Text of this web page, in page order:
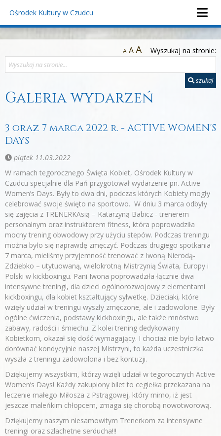
Ośrodek Kultury w Czudcu
A AA Wyszukaj na stronie:
szukaj
Galeria wydarzeń
3 oraz 7 marca 2022 r. - ACTIVE WOMEN'S
DAYS
piątek 11.03.2022
W ramach tegorocznego Święta Kobiet, Ośrodek Kultury w
Czudcu specjalnie dla Pań przygotował wydarzenie pn. Active
Women’s Days. Były to dwa dni, podczas których Kobiety mogły
celebrować swoje święto na sportowo. W dniu 3 marca odbyły
się zajęcia z TRENERKAsią – Katarzyną Babicz - trenerem
personalnym oraz instruktorem fitness, która poprowadziła
mocny trening obwodowy przy użyciu stepów. Podczas treningu
można było się naprawdę zmęczyć. Podczas drugiego spotkania
7 marca, mieliśmy przyjemność trenować z Iwoną Nierodą-
Zdziebko – utytuowaną, wielokrotną Mistrzynią Świata, Europy i
Polski w kickboxingu. Pani Iwona poprowadziła łącznie dwa
intensywne treningi, dla dzieci ogólnorozwojowy z elementami
kickboxingu, dla kobiet kształtujący sylwetkę. Dzieciaki, które
wzięły udział w treningu wyszły zmęczone, ale i zadowolone. Były
ogólne ćwiczenia, podstawy kickboxingu, ale także mnóstwo
zabawy, radości i śmiechu. Z kolei trening dedykowany
Kobietkom, okazał się dość wymagający. I chociaż nie było łatwo
dorównać kondycyjnie naszej Mistrzyni, to każda uczestniczka
wyszła z treningu zadowolona i bez kontuzji.
Dziękujemy wszystkim, którzy wzięli udział w tegorocznych Active
Women’s Days! Każdy zakupiony bilet to cegiełka przekazana na
leczenie małego Miłosza z Pstrągowej, który mimo, iż jest
jeszcze maleńkim chłopcem, zmaga się chorobą nowotworową.
Dziękujemy naszym niesamowitym Trenerkom za intensywne
treningi oraz szlachetne serducha!!!